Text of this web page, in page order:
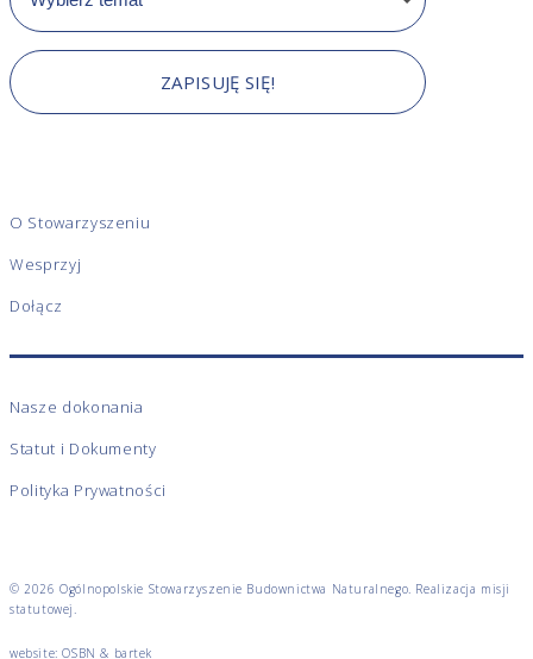
ZAPISUJĘ SIĘ!
O Stowarzyszeniu
Wesprzyj
Dołącz
Nasze dokonania
Statut i Dokumenty
Polityka Prywatności
© 2026 Ogólnopolskie Stowarzyszenie Budownictwa Naturalnego. Realizacja misji
statutowej.
website: OSBN & bartek